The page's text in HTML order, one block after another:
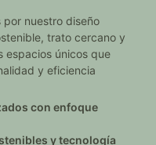
por nuestro diseño
trato cercano y
espacios únicos que
y eficiencia
con enfoque
y tecnología